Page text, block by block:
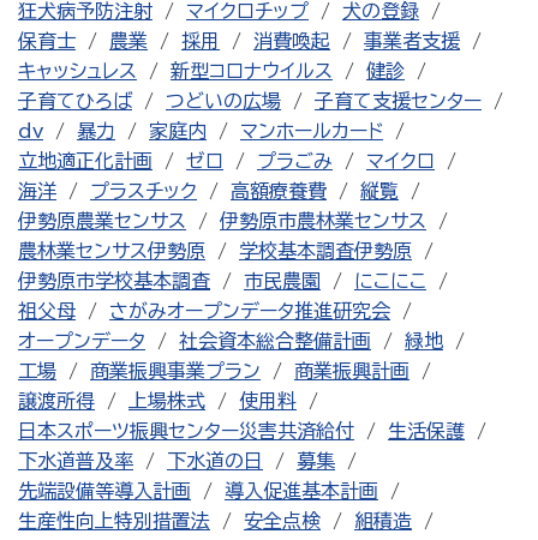
狂犬病予防注射
マイクロチップ
犬の登録
保育士
農業 採用 消費喚起
事業者支援
キャッシュレス
新型コロナウイルス
健診
子育てひろば
つどいの広場
子育て支援センター
dv
暴力 家庭内
マンホールカード
立地適正化計画
ゼロ プラごみ
マイクロ
海洋
プラスチック 高額療養費
縦覧
伊勢原農業センサス
伊勢原市農林業センサス
農林業センサス伊勢原
学校基本調査伊勢原
伊勢原市学校基本調査
市民農園
にこにこ
祖父母
さがみオープンデータ推進研究会
オープンデータ
社会資本総合整備計画
緑地
工場
商業振興事業プラン
商業振興計画
譲渡所得
上場株式
使用料
日本スポーツ振興センター災害共済給付
生活保護
下水道普及率
下水道の日
募集
先端設備等導入計画
導入促進基本計画
生産性向上特別措置法
安全点検
組積造